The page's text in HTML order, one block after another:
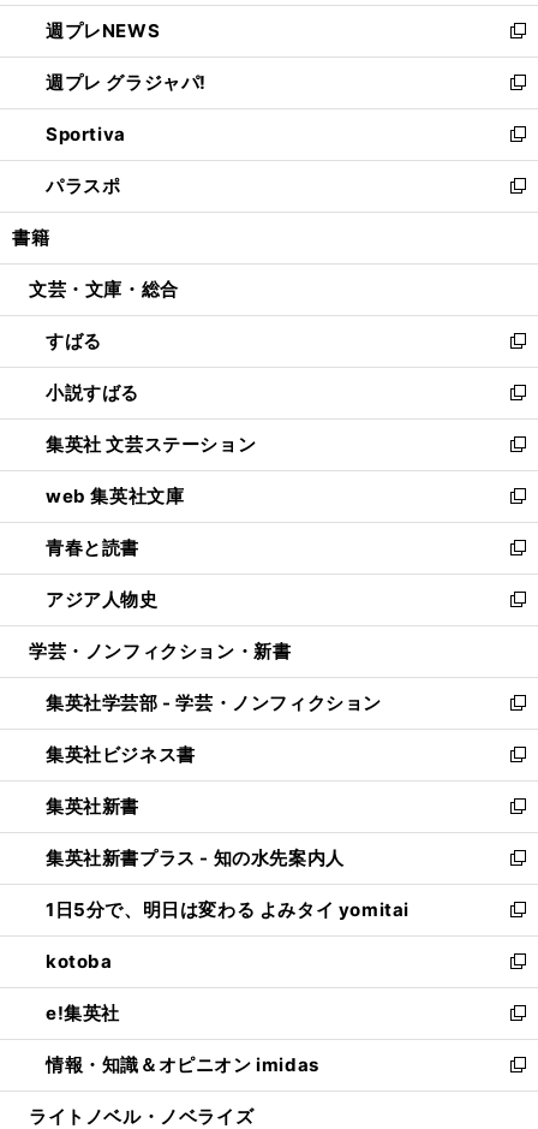
開
く
ウ
で
開
く
ン
ド
ウ
で
開
く
し
い
ウ
ィ
ン
ド
ウ
で
開
週プレNEWS
新
し
い
ウ
ィ
ン
ド
ウ
開
週プレ グラジャパ!
新
し
い
ウ
ィ
ン
ウ
開
く
Sportiva
新
し
い
ウ
ン
ウ
で
開
く
パラスポ
新
し
ウ
ン
ド
ウ
で
開
く
書籍
文芸・文庫・総合
すばる
新
し
い
ウ
ィ
ン
ド
ウ
で
開
く
小説すばる
新
し
い
ウ
ィ
ン
ド
ウ
で
開
集英社 文芸ステーション
新
し
い
ウ
ィ
ン
ド
ウ
開
く
web 集英社文庫
新
し
い
ウ
ィ
ン
ウ
で
開
く
青春と読書
新
し
い
ウ
ン
ド
ウ
で
開
く
アジア人物史
新
し
ウ
ィ
ン
ド
ウ
で
開
く
学芸・ノンフィクション・新書
集英社学芸部 - 学芸・ノンフィクション
新
し
い
ウ
ィ
ン
ド
ウ
で
開
く
集英社ビジネス書
新
し
い
ウ
ィ
ン
ド
ウ
で
開
く
集英社新書
新
し
い
ウ
ィ
ン
ド
ウ
で
開
く
集英社新書プラス - 知の水先案内人
新
し
い
ウ
ィ
ン
ド
ウ
で
開
1日5分で、明日は変わる よみタイ yomitai
新
し
い
ウ
ィ
ン
ド
ウ
kotoba
新
し
い
ウ
ィ
ン
e!集英社
新
し
い
ウ
情報・知識＆オピニオン imidas
新
し
ライトノベル・ノベライズ